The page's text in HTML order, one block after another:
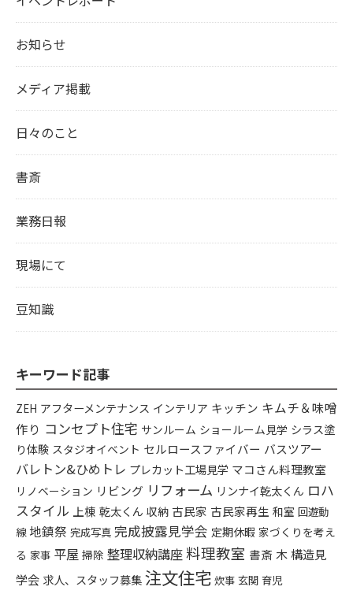
お知らせ
メディア掲載
日々のこと
書斎
業務日報
現場にて
豆知識
キーワード記事
ZEH アフターメンテナンス インテリア キッチン キムチ＆味噌
作り コンセプト住宅 サンルーム ショールーム見学 シラス塗
り体験 スタジオイベント セルロースファイバー バスツアー
バレトン&ひめトレ プレカット工場見学 マコさん料理教室
リノベーション リビング リフォーム リンナイ乾太くん ロハ
スタイル 上棟 乾太くん 収納 古民家 古民家再生 和室 回遊動
線 地鎮祭 完成写真 完成披露見学会 定期休暇 家づくりを考え
る 家事 平屋 掃除 整理収納講座料理教室 書斎 木構造見
学会 求人、スタッフ募集注文住宅 炊事 玄関 育児